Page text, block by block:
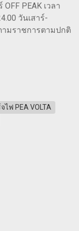
PEAK เวลา
วันเสาร์-
มราชการตามปกติ
ไฟ PEA VOLTA